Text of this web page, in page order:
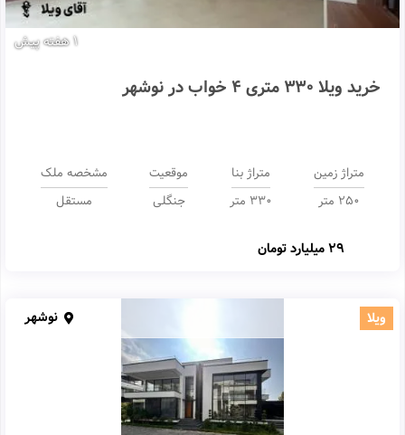
1 هفته پیش
خرید ویلا 330 متری 4 خواب در نوشهر
متراژ زمین
250 متر
متراژ بنا
330 متر
موقعیت
جنگلی
مشخصه ملک
مستقل
29 میلیارد تومان
ویلا نوشهر